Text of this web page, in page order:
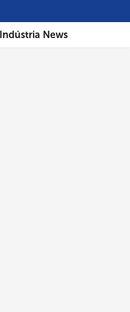
Indústria News